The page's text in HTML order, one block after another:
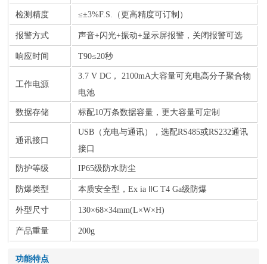
检测精度 ≤±3%F.S.（更高精度可订制）
报警方式 声音+闪光+振动+显示屏报警，关闭报警可选
响应时间 T90≤20秒
工作电源
3.7 V DC， 2100mA大容量可充电高分子聚合物
电池
数据存储 标配10万条数据容量，更大容量可定制
通讯接口
USB（充电与通讯），选配RS485或RS232通讯
接口
防护等级 IP65级防水防尘
防爆类型 本质安全型，Ex ia ⅡC T4 Ga级防爆
外型尺寸 130×68×34mm(L×W×H)
产品重量 200g
功能特点